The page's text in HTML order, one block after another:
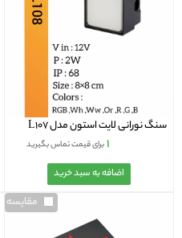
سنگ نورانی لایت استون مدل L107
۱برای قیمت تماس بگیرید
مقایسه